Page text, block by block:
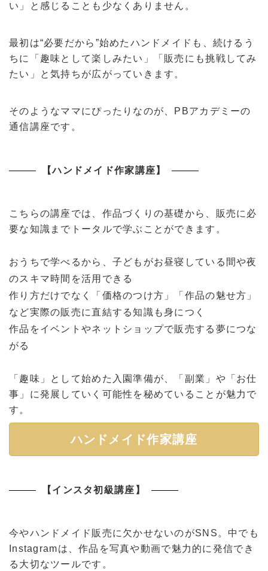
い」と感じることも少なくありません。
最初は“必要だから”始めたハンドメイドも、続けるう
ちに「趣味として楽しみたい」「販売にも挑戦してみ
たい」と気持ちが広がっていきます。
そのようなママにぴったりなのが、PBアカデミーの
通信講座です。
【ハンドメイド作家講座】
こちらの講座では、作品づくりの基礎から、販売に必
要な知識までトータルで学ぶことができます。
おうちで学べるから、子どもがお昼寝している間や夜
のスキマ時間を活用できる
作り方だけでなく「価格のつけ方」「作品の魅せ方」
など実際の販売に直結する知識も身につく
作品をイベントやネットショップで販売する夢につな
がる
「趣味」として始めた入園準備が、「副業」や「お仕
事」に発展していく可能性を秘めていることが魅力で
す。
ハンドメイド作家講座
【インスタ初級講座】
今やハンドメイド販売に欠かせないのがSNS。中でも
Instagramは、作品を写真や動画で魅力的に発信でき
る大切なツールです。